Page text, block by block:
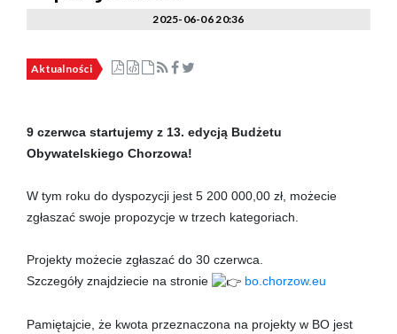
2025-06-06 20:36
Aktualności
9 czerwca startujemy z 13. edycją Budżetu
Obywatelskiego Chorzowa!
W tym roku do dyspozycji jest 5 200 000,00 zł, możecie
zgłaszać swoje propozycje w trzech kategoriach.
Projekty możecie zgłaszać do 30 czerwca.
Szczegóły znajdziecie na stronie
bo.chorzow.eu
Pamiętajcie, że kwota przeznaczona na projekty w BO jest